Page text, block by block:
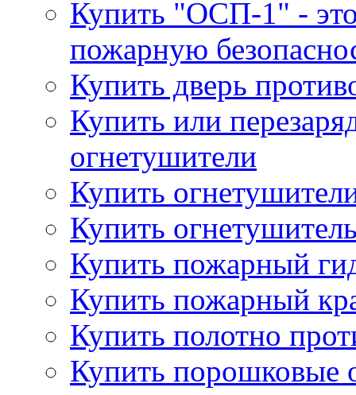
Купить "ОСП-1" - это
пожарную
Купить дверь
Купить или
огнетушители
Купить
Купить
Купить пожарный
Купить пожарный
Купить полотно
Купить порошковые